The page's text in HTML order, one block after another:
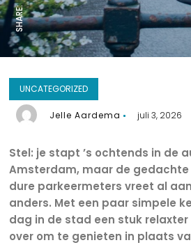
SHARE:
UNCATEGORIZED
Jelle Aardema juli 3, 2026
Stel: je stapt ’s ochtends in de
Amsterdam, maar de gedachte
dure parkeermeters vreet al
anders. Met een paar simpele
dag in de stad een stuk
over om te genieten in plaats